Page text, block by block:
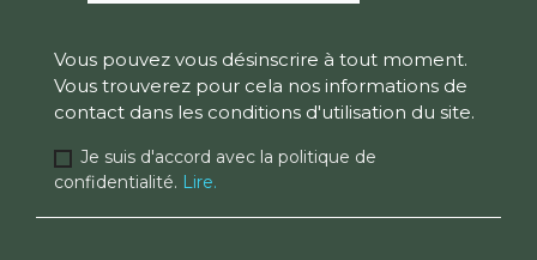
Vous pouvez vous désinscrire à tout moment.
Vous trouverez pour cela nos informations de
contact dans les conditions d'utilisation du site.
Je suis d'accord avec la politique de
confidentialité. Lire.